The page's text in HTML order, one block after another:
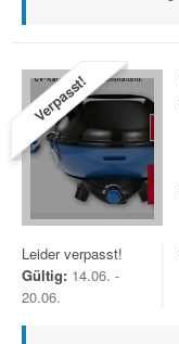
Verpasst!
Leider verpasst!
Gültig: 14.06. -
20.06.